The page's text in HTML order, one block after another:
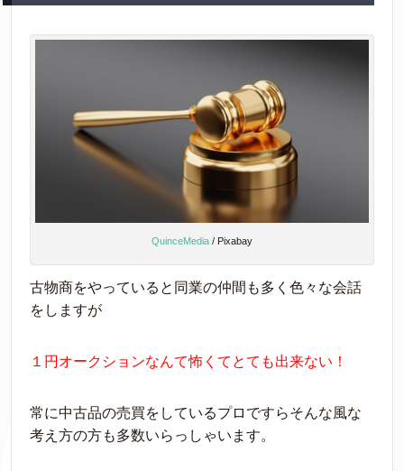
QuinceMedia / Pixabay
古物商をやっていると同業の仲間も多く色々な会話
をしますが
１円オークションなんて怖くてとても出来ない！
常に中古品の売買をしているプロですらそんな風な
考え方の方も多数いらっしゃいます。